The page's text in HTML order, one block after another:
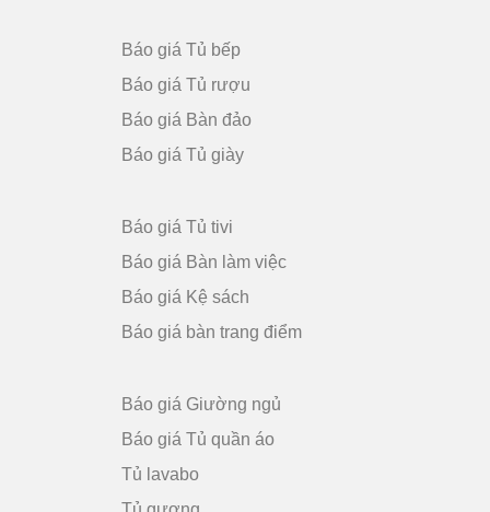
Báo giá Tủ bếp
Báo giá Tủ rượu
Báo giá Bàn đảo
Báo giá Tủ giày
Báo giá Tủ tivi
Báo giá Bàn làm việc
Báo giá Kệ sách
Báo giá bàn trang điểm
Báo giá Giường ngủ
Báo giá Tủ quần áo
Tủ lavabo